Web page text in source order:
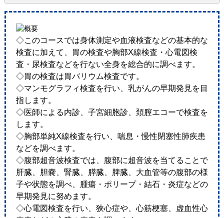
◇このコースでは身体測定や血液検査などの基本的な
検査に加えて、胃の検査や胸部X線検査・心電図検
査・尿検査などを行ない全身を総合的に調べます。
◇胃の検査は胃バリウム検査です。
◇マンモグラフィ検査を行い、乳がんの早期発見を目
指します。
◇医師による内診、子宮細胞診、頚膣エコーで検査を
します。
◇胸部単純X線検査を行い、喘息・慢性閉塞性肺疾患
などを調べます。
◇腹部超音波検査では、腹部に超音波を当てることで
肝臓、胆嚢、腎臓、膵臓、脾臓、大血管等の腹部の様
子や状態を調べ、腫瘍・ポリープ・結石・炎症などの
早期発見に努めます。
◇心電図検査を行い、狭心症や、心筋梗塞、虚血性心